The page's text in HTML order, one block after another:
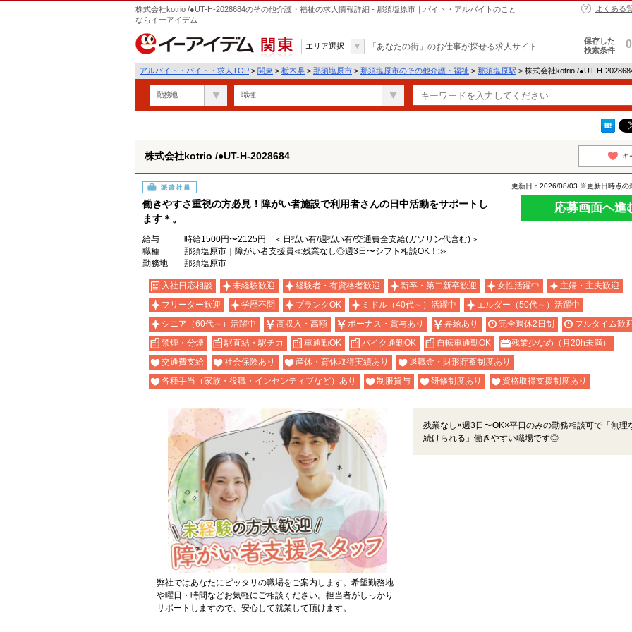
株式会社kotrio /●UT-H-2028684のその他介護・福祉の求人情報詳細 - 那須塩原市｜バイト・アルバイトのこと
ならイーアイデム
よくある
関東
エリア選択 「あなたの街」のお仕事が探せる求人サイト
保存した
検索条件
0
アルバイト・バイト・求人TOP > 関東 > 栃木県 > 那須塩原市 > 那須塩原市のその他介護・福祉 > 那須塩原駅 > 株式会社kotrio /●UT-H-
勤務地 職種
株式会社kotrio /●UT-H-2028684 キ
派遣社員
働きやすさ重視の方必見！障がい者施設で利用者さんの日中活動をサポートし
ます＊。
更新日：2026/08/03 ※更新日時点の
応募画面へ進
給与
時給1500円〜2125円 ＜日払い有/週払い有/交通費全支給(ガソリン代含む)＞
職種
那須塩原市｜障がい者支援員≪残業なし◎週3日〜シフト相談OK！≫
勤務地
那須塩原市
入社日応相談 未経験歓迎 経験者・有資格者歓迎 新卒・第二新卒歓迎 女性活躍中
主婦・主夫歓迎
フリーター歓迎
学歴不問 ブランクOK ミドル（40代～）活躍中
エルダー（50代～）活躍中
シニア（60代～）活躍中
高収入・高額 ボーナス・賞与あり 昇給あり 完全週休2日制
フルタイム歓
禁煙・分煙
駅直結・駅チカ 車通勤OK バイク通勤OK 自転車通勤OK
残業少なめ（月20h未満）
交通費支給
社会保険あり 産休・育休取得実績あり
退職金・財形貯蓄制度あり
各種手当（家族・役職・インセンティブなど）あり
制服貸与 研修制度あり 資格取得支援制度あり
弊社ではあなたにピッタリの職場をご案内します。希望勤務地
や曜日・時間などお気軽にご相談ください。担当者がしっかり
サポートしますので、安心して就業して頂けます。
残業なし×週3日〜OK×平日のみの勤務相談可で「無理
続けられる」働きやすい職場です◎